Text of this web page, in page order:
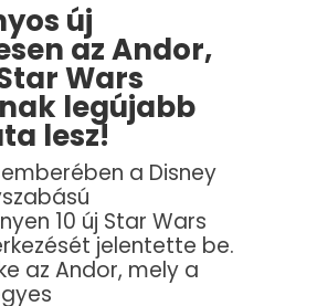
új
az Andor,
Wars
legújabb
lesz!
a Disney
10 új Star Wars
jelentette be.
az Andor, mely a